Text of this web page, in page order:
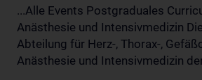
...Alle Events Postgraduales
Anästhesie und Intensivmedizin
Abteilung für Herz-, Thorax-,
Anästhesie und Intensivmedizin